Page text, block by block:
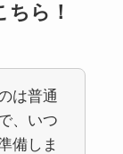
ら！
は普通
、いつ
備しま